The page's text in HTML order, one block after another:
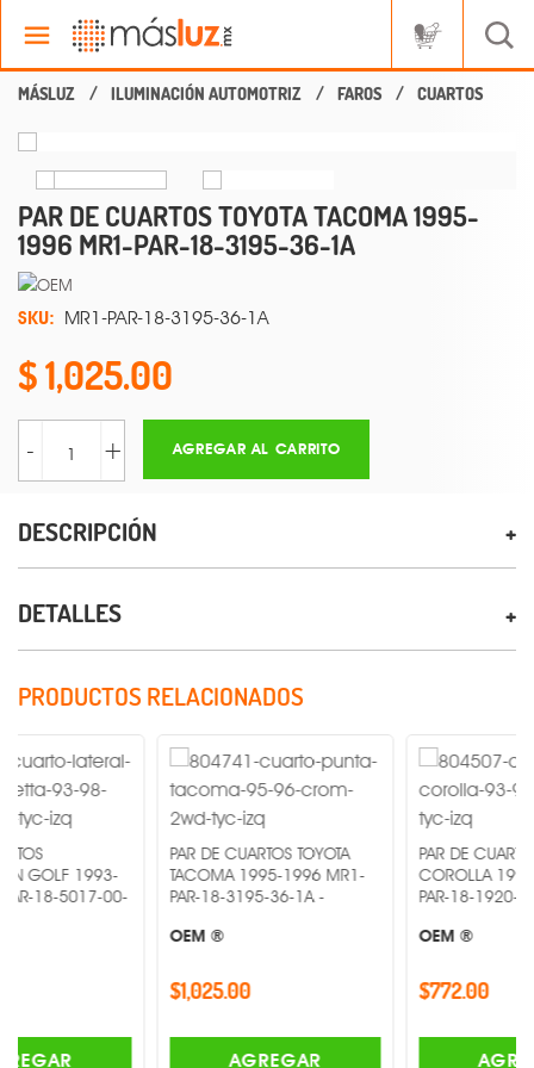
ILUMINACIÓN AUTOMOTRIZ FAROS CUARTOS
PAR DE CUARTOS TOYOTA TACOMA 1995-
1996 MR1-PAR-18-3195-36-1A
SKU: MR1-PAR-18-3195-36-1A
1,025.00
- + AGREGAR AL CARRITO
DESCRIPCIÓN
DETALLES
PRODUCTOS RELACIONADOS
1993-
00-
PAR DE CUARTOS TOYOTA
TACOMA 1995-1996 MR1-
PAR-18-3195-36-1A -
$1,025.00
AGREGAR
PAR DE CUARTOS TOYOTA
COROLLA 1993-1997
PAR-18-1920-00-1A -
AGREGAR